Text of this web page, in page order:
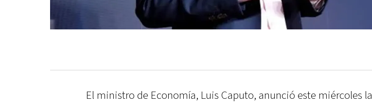
El ministro de Economía, Luis Caputo, anunció este miércoles la